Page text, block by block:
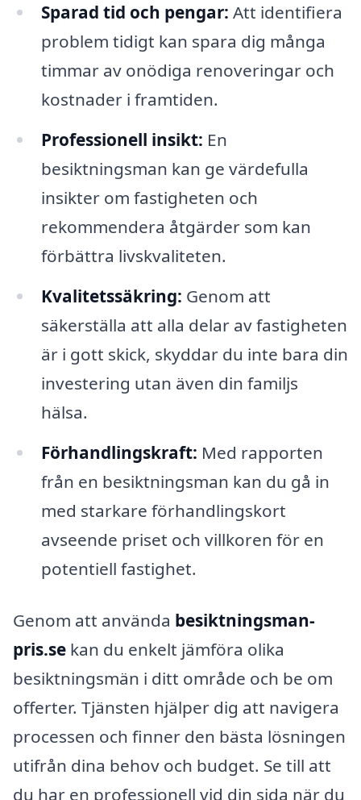
Sparad tid och pengar: Att identifiera
problem tidigt kan spara dig många
timmar av onödiga renoveringar och
kostnader i framtiden.
Professionell insikt: En
besiktningsman kan ge värdefulla
insikter om fastigheten och
rekommendera åtgärder som kan
förbättra livskvaliteten.
Kvalitetssäkring: Genom att
säkerställa att alla delar av fastigheten
är i gott skick, skyddar du inte bara din
investering utan även din familjs
hälsa.
Förhandlingskraft: Med rapporten
från en besiktningsman kan du gå in
med starkare förhandlingskort
avseende priset och villkoren för en
potentiell fastighet.
Genom att använda besiktningsman-
pris.se kan du enkelt jämföra olika
besiktningsmän i ditt område och be om
offerter. Tjänsten hjälper dig att navigera
processen och finner den bästa lösningen
utifrån dina behov och budget. Se till att
du har en professionell vid din sida när du